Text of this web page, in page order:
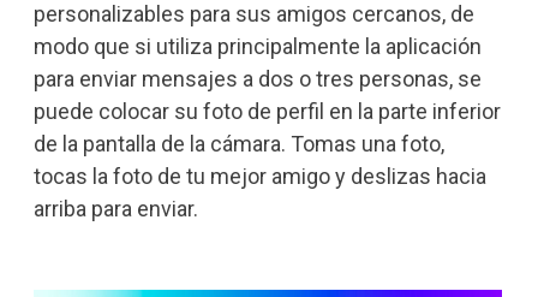
personalizables para sus amigos cercanos, de
modo que si utiliza principalmente la aplicación
para enviar mensajes a dos o tres personas, se
puede colocar su foto de perfil en la parte inferior
de la pantalla de la cámara. Tomas una foto,
tocas la foto de tu mejor amigo y deslizas hacia
arriba para enviar.